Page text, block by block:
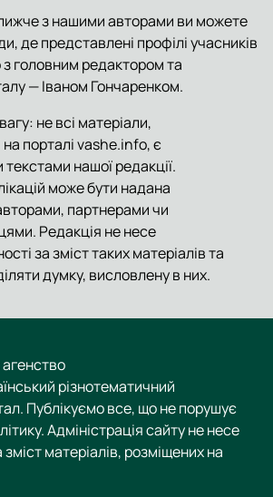
з нашими авторами ви можете
де представлені профілі учасників
з головним редактором та
— Іваном Гончаренком.
не всі матеріали,
на порталі vashe.info, є
нашої редакції.
може бути надана
партнерами чи
Редакція не несе
за зміст таких матеріалів та
думку, висловлену в них.
різнотематичний
Публікуємо все, що не порушує
Адміністрація сайту не несе
зміст матеріалів, розміщених на